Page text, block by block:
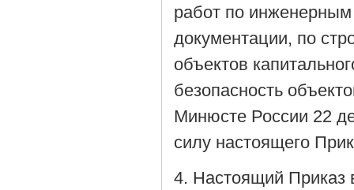
работ по инженерным
документации, по
объектов
безопасность
Минюсте России 22
силу настоящего
4. Настоящий Приказ